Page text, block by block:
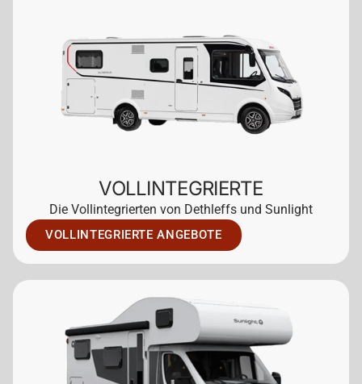
VOLLINTEGRIERTE
Die Vollintegrierten von Dethleffs und Sunlight
VOLLINTEGRIERTE ANGEBOTE